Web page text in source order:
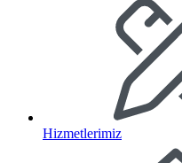
Hizmetlerimiz